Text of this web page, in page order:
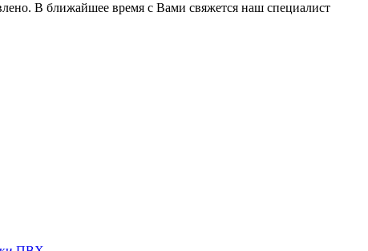
В ближайшее время с Вами свяжется наш специалист